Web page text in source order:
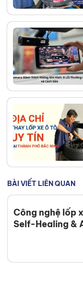
BÀI VIẾT LIÊN QUAN